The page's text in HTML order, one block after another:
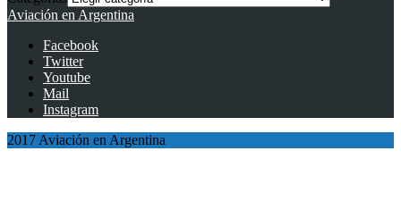
Aviación en Argentina
Facebook
Twitter
Youtube
Mail
Instagram
2017 Aviación en Argentina